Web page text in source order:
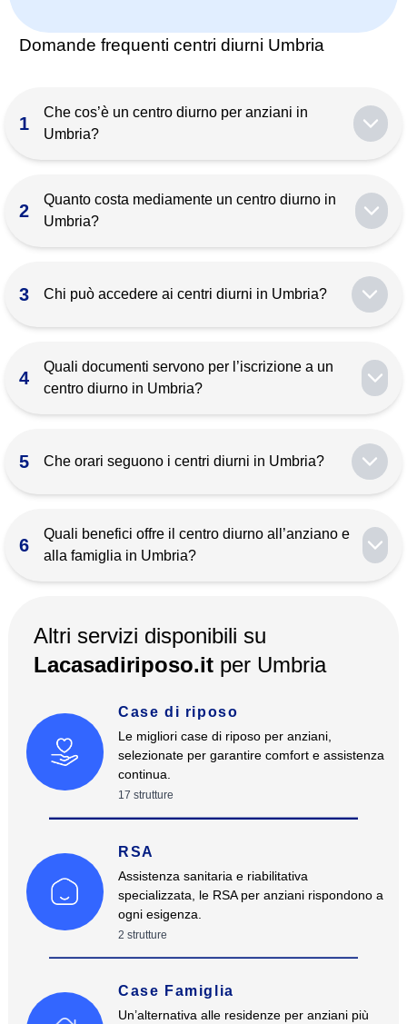
Domande frequenti centri diurni Umbria
1
Che cos’è un centro diurno per anziani in
Umbria?
giorno (8‑18 circa) offrendo assistenza, pasti,
fisioterapia leggera e attività sociali, con rientro a
2
Quanto costa mediamente un centro diurno in
Umbria?
incluso). Alcuni Comuni o ASL rimborsano parte del
3 Chi può accedere ai centri diurni in Umbria?
autosufficienza, persone con demenza
lieve‑moderata che necessitano di stimolazione
4
Quali documenti servono per l’iscrizione a un
centro diurno in Umbria?
sanitaria, certificato del medico curante e, in caso di
5 Che orari seguono i centri diurni in Umbria?
alcune strutture offrono prolungamento serale o
apertura sabato su richiesta.
6
Quali benefici offre il centro diurno all’anziano e
alla famiglia in Umbria?
famiglia dal carico assistenziale diurno.
Altri servizi disponibili su
Lacasadiriposo.it per Umbria
Case di riposo
Le migliori case di riposo per anziani,
selezionate per garantire comfort e assistenza
continua.
17 strutture
RSA
Assistenza sanitaria e riabilitativa
specializzata, le RSA per anziani rispondono a
ogni esigenza.
2 strutture
Case Famiglia
Un’alternativa alle residenze per anziani più